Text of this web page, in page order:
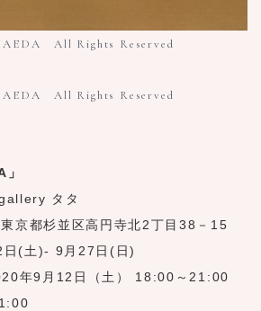
All Rights Reserved
All Rights Reserved
タタ
京都杉並区高円寺北2丁目38－15
(土)- 9月27日(日)
年9月12日（土） 18:00～21:00